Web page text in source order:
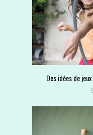
Des idées de